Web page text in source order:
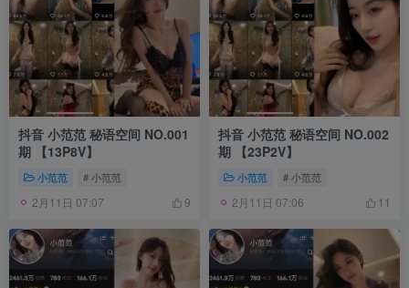
抖音 小范范 秘语空间 NO.001
期 【13P8V】
小范范 # 小范范
2月11日 07:07 9
抖音 小范范 秘语空间 NO.002
期 【23P2V】
小范范 # 小范范
2月11日 07:06 11